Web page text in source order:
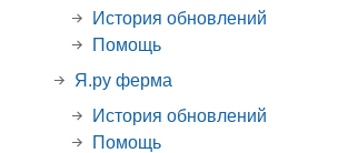
История обновлений
Помощь
Я.ру ферма
История обновлений
Помощь